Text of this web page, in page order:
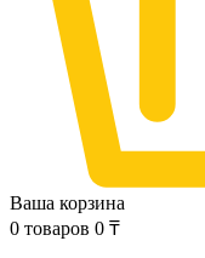
Ваша корзина
0 товаров 0 ₸